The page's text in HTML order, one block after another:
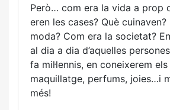
Però… com era la vida a prop
eren les cases? Què
moda? Com era la societat?
al dia a dia d’aquelles
fa mil·lennis, en coneixerem
maquillatge, perfums, joies…i
més!